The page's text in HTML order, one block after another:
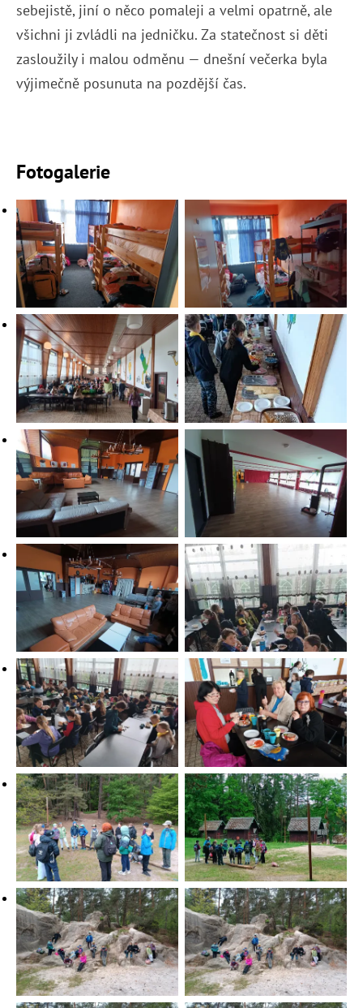
sebejistě, jiní o něco pomaleji a velmi opatrně, ale
všichni ji zvládli na jedničku. Za statečnost si děti
zasloužily i malou odměnu — dnešní večerka byla
výjimečně posunuta na pozdější čas.
Fotogalerie